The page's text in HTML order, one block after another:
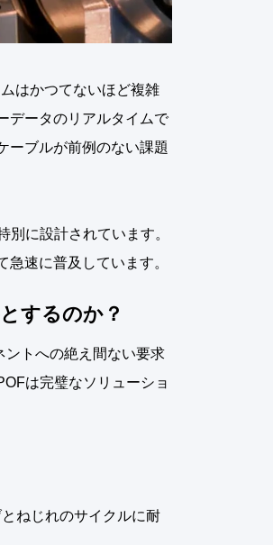
はかつてないほど複雑
データのリアルタイムで
ーブルが前例のない課題
に設計されています。
速に普及しています。
するのか？
ントへの絶え間ない要求
は完璧なソリューショ
ねじれのサイクルに耐